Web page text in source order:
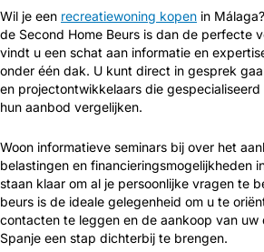
Wil je een recreatiewoning kopen in
de Second Home Beurs is dan de perfecte
vindt u een schat aan informatie en
onder één dak. U kunt direct in gesprek
en projectontwikkelaars die
hun aanbod vergelijken.
Woon informatieve seminars bij over het
belastingen en financieringsmogelijkheden
staan klaar om al je persoonlijke vragen te
beurs is de ideale gelegenheid om u te
contacten te leggen en de aankoop van uw
Spanje een stap dichterbij te brengen.